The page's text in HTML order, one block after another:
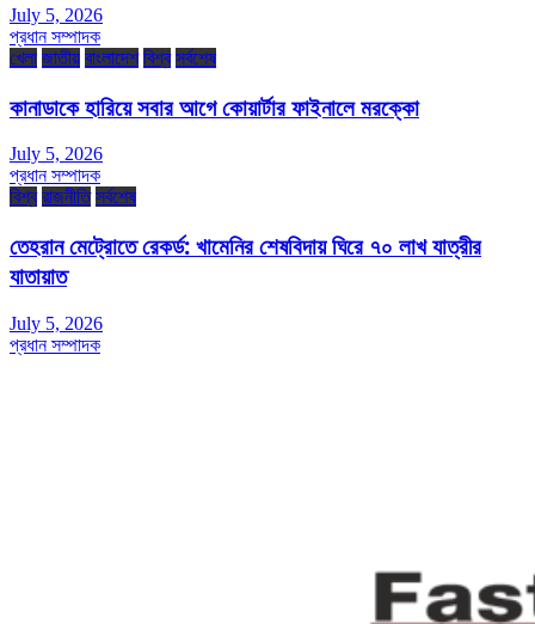
July 5, 2026
প্রধান সম্পাদক
খেলা জাতীয় বাংলাদেশ বিশ্ব সর্বশেষ
কানাডাকে হারিয়ে সবার আগে কোয়ার্টার ফাইনালে মরক্কো
July 5, 2026
প্রধান সম্পাদক
বিশ্ব রাজনীতি সর্বশেষ
তেহরান মেট্রোতে রেকর্ড: খামেনির শেষবিদায় ঘিরে ৭০ লাখ যাত্রীর
যাতায়াত
July 5, 2026
প্রধান সম্পাদক